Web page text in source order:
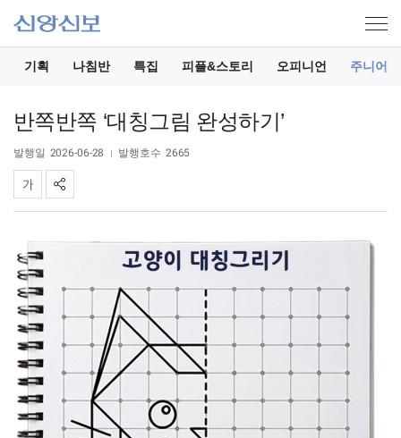
기획 나침반 특집 피플&스토리 오피니언 주니어
반쪽반쪽 ‘대칭그림 완성하기’
발행일 2026-06-28 발행호수 2665